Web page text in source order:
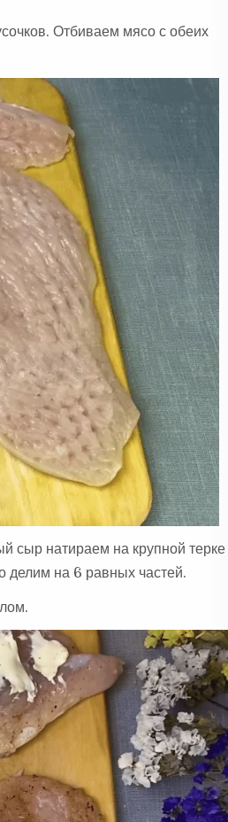
Отбиваем мясо с обеих
сыр натираем на крупной терке
делим на 6 равных частей.